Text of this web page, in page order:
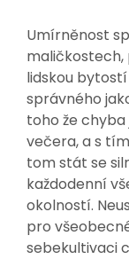
Umírněnost
maličkostech,
lidskou
správného
toho že
večera, a s
tom stát se
každodenní
okolností.
pro
sebekultivaci